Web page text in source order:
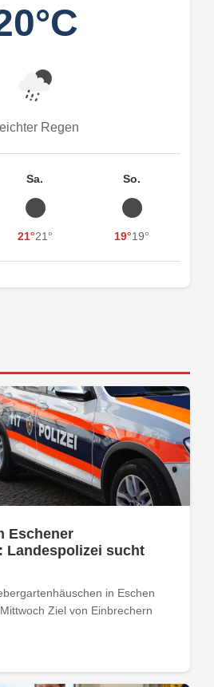
Regen
Sa.
21°21°
So.
19°19°
Eschener
Landespolizei sucht
in Eschen
Ziel von Einbrechern